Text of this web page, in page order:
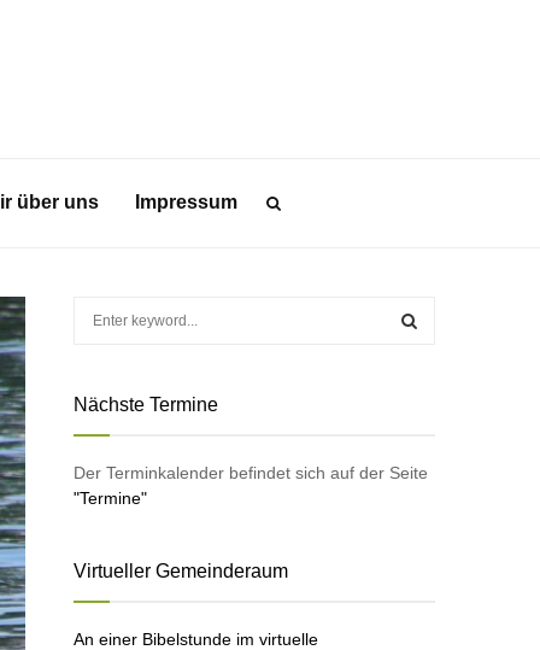
über uns Impressum
c
h
A
Nächste Termine
Der Terminkalender befindet sich auf der Seite
"Termine"
Virtueller Gemeinderaum
An einer Bibelstunde im virtuelle